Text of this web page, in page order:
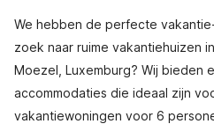
We hebben de perfecte
zoek naar ruime vakantiehuizen
Moezel, Luxemburg? Wij bieden
accommodaties die ideaal zijn
vakantiewoningen voor 6